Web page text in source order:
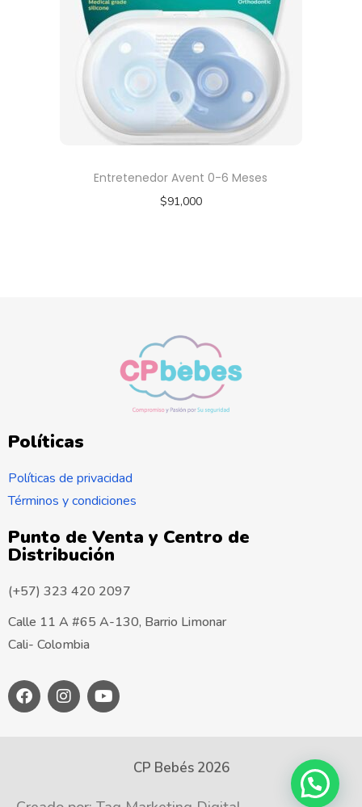
Entretenedor Avent 0-6 Meses
$91,000
Políticas
Políticas de privacidad
Términos y condiciones
Punto de Venta y Centro de
Distribución
(+57) 323 420 2097
Calle 11 A #65 A-130, Barrio Limonar
Cali- Colombia
CP Bebés 2026